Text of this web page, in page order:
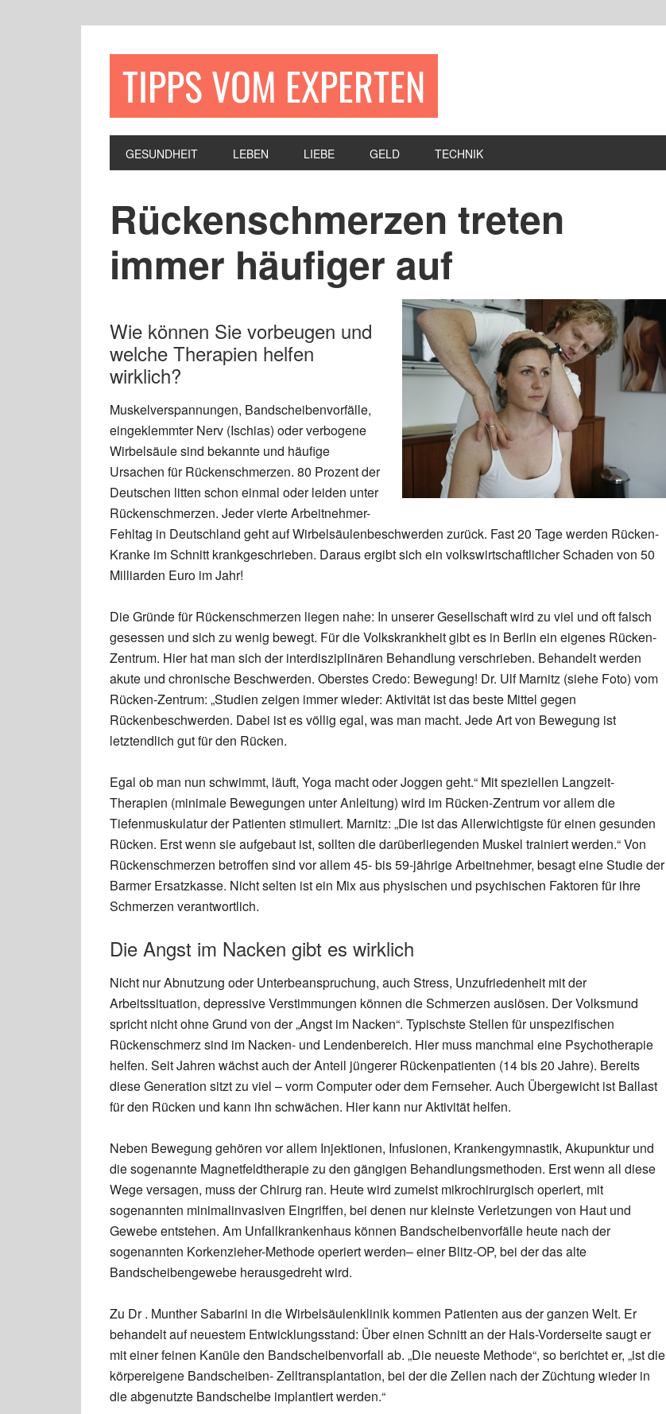
TIPPS VOM EXPERTEN
GESUNDHEIT LEBEN LIEBE GELD TECHNIK
Rückenschmerzen treten
immer häufiger auf
Wie können Sie vorbeugen und
welche Therapien helfen
wirklich?
Muskelverspannungen, Bandscheibenvorfälle,
eingeklemmter Nerv (Ischias) oder verbogene
Wirbelsäule sind bekannte und häufige
Ursachen für Rückenschmerzen. 80 Prozent der
Deutschen litten schon einmal oder leiden unter
Rückenschmerzen. Jeder vierte Arbeitnehmer-
Fehltag in Deutschland geht auf Wirbelsäulenbeschwerden zurück. Fast 20 Tage werden Rücken-
Kranke im Schnitt krankgeschrieben. Daraus ergibt sich ein volkswirtschaftlicher Schaden von 50
Milliarden Euro im Jahr!
Die Gründe für Rückenschmerzen liegen nahe: In unserer Gesellschaft wird zu viel und oft falsch
gesessen und sich zu wenig bewegt. Für die Volkskrankheit gibt es in Berlin ein eigenes Rücken-
Zentrum. Hier hat man sich der interdisziplinären Behandlung verschrieben. Behandelt werden
akute und chronische Beschwerden. Oberstes Credo: Bewegung! Dr. Ulf Marnitz (siehe Foto) vom
Rücken-Zentrum: „Studien zeigen immer wieder: Aktivität ist das beste Mittel gegen
Rückenbeschwerden. Dabei ist es völlig egal, was man macht. Jede Art von Bewegung ist
letztendlich gut für den Rücken.
Egal ob man nun schwimmt, läuft, Yoga macht oder Joggen geht.“ Mit speziellen Langzeit-
Therapien (minimale Bewegungen unter Anleitung) wird im Rücken-Zentrum vor allem die
Tiefenmuskulatur der Patienten stimuliert. Marnitz: „Die ist das Allerwichtigste für einen gesunden
Rücken. Erst wenn sie aufgebaut ist, sollten die darüberliegenden Muskel trainiert werden.“ Von
Rückenschmerzen betroffen sind vor allem 45- bis 59-jährige Arbeitnehmer, besagt eine Studie der
Barmer Ersatzkasse. Nicht selten ist ein Mix aus physischen und psychischen Faktoren für ihre
Schmerzen verantwortlich.
Die Angst im Nacken gibt es wirklich
Nicht nur Abnutzung oder Unterbeanspruchung, auch Stress, Unzufriedenheit mit der
Arbeitssituation, depressive Verstimmungen können die Schmerzen auslösen. Der Volksmund
spricht nicht ohne Grund von der „Angst im Nacken“. Typischste Stellen für unspezifischen
Rückenschmerz sind im Nacken- und Lendenbereich. Hier muss manchmal eine Psychotherapie
helfen. Seit Jahren wächst auch der Anteil jüngerer Rückenpatienten (14 bis 20 Jahre). Bereits
diese Generation sitzt zu viel – vorm Computer oder dem Fernseher. Auch Übergewicht ist Ballast
für den Rücken und kann ihn schwächen. Hier kann nur Aktivität helfen.
Neben Bewegung gehören vor allem Injektionen, Infusionen, Krankengymnastik, Akupunktur und
die sogenannte Magnetfeldtherapie zu den gängigen Behandlungsmethoden. Erst wenn all diese
Wege versagen, muss der Chirurg ran. Heute wird zumeist mikrochirurgisch operiert, mit
sogenannten minimalinvasiven Eingriffen, bei denen nur kleinste Verletzungen von Haut und
Gewebe entstehen. Am Unfallkrankenhaus können Bandscheibenvorfälle heute nach der
sogenannten Korkenzieher-Methode operiert werden– einer Blitz-OP, bei der das alte
Bandscheibengewebe herausgedreht wird.
Zu Dr . Munther Sabarini in die Wirbelsäulenklinik kommen Patienten aus der ganzen Welt. Er
behandelt auf neuestem Entwicklungsstand: Über einen Schnitt an der Hals-Vorderseite saugt er
mit einer feinen Kanüle den Bandscheibenvorfall ab. „Die neueste Methode“, so berichtet er, „ist die
körpereigene Bandscheiben- Zelltransplantation, bei der die Zellen nach der Züchtung wieder in
die abgenutzte Bandscheibe implantiert werden.“